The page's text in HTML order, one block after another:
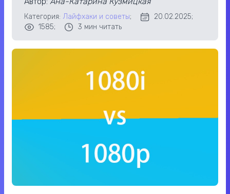
Категория: Лайфхаки и советы;
20.02.2025;
1585;
3 мин читать